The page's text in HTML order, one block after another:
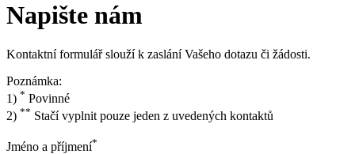
Napište nám
Kontaktní formulář slouží k zaslání Vašeho dotazu či žádosti.
Poznámka:
1) * Povinné
2) ** Stačí vyplnit pouze jeden z uvedených kontaktů
Jméno a příjmení*